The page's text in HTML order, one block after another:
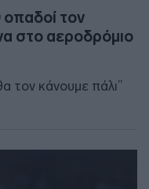
τον
στο αεροδρόμιο
τον κάνουμε πάλι”